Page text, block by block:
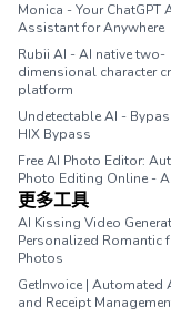
Monica - Your ChatGPT
Assistant for Anywhere
Rubii AI - AI native two-
dimensional character
platform
Undetectable AI -
HIX Bypass
Free AI Photo Editor:
Photo Editing Online -
更多工具
AI Kissing Video
Personalized Romantic
Photos
GetInvoice | Automated
and Receipt